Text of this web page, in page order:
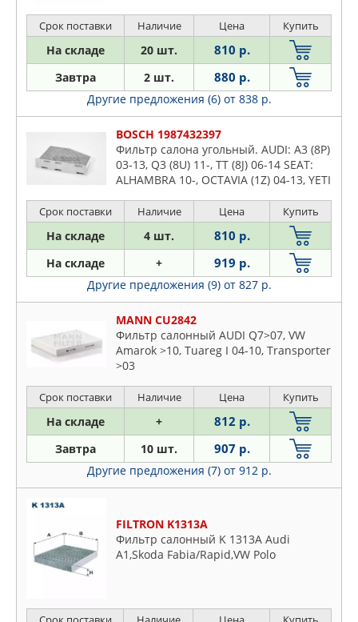
Срок поставки Наличие Цена Купить
На складе 20 шт. 810 р.
Завтра 2 шт. 880 р.
Другие предложения (6) от 838 р.
BOSCH 1987432397
Фильтр салона угольный. AUDI: A3 (8P)
03-13, Q3 (8U) 11-, TT (8J) 06-14 SEAT:
ALHAMBRA 10-, OCTAVIA (1Z) 04-13, YETI
Срок поставки Наличие Цена Купить
На складе 4 шт. 810 р.
На складе + 919 р.
Другие предложения (9) от 827 р.
MANN CU2842
Фильтр салонный AUDI Q7>07, VW
Amarok >10, Tuareg I 04-10, Transporter
>03
Срок поставки Наличие Цена Купить
На складе + 812 р.
Завтра 10 шт. 907 р.
Другие предложения (7) от 912 р.
FILTRON K1313A
Фильтр салонный K 1313A Audi
A1,Skoda Fabia/Rapid,VW Polo